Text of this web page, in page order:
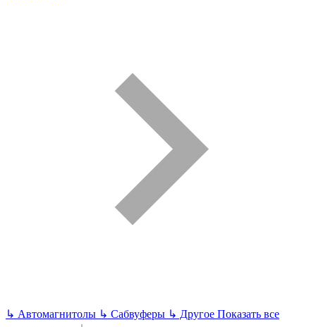
↳ Автомагнитолы ↳ Сабвуферы ↳ Другое Показать все